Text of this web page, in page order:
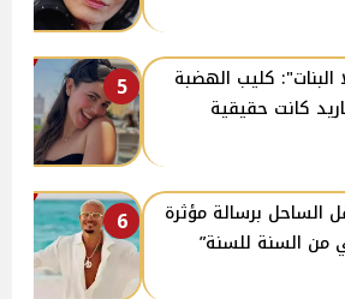
5
كليب الهضبة
كانت حقيقية
6
الساحل برسالة مؤثرة
من السنة للسنة”